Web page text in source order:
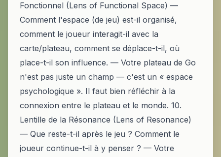
Fonctionnel (Lens of Functional Space) —
Comment l'espace (de jeu) est-il organisé,
comment le joueur interagit-il avec la
carte/plateau, comment se déplace-t-il, où
place-t-il son influence. — Votre plateau de Go
n'est pas juste un champ — c'est un « espace
psychologique ». Il faut bien réfléchir à la
connexion entre le plateau et le monde. 10.
Lentille de la Résonance (Lens of Resonance)
— Que reste-t-il après le jeu ? Comment le
joueur continue-t-il à y penser ? — Votre